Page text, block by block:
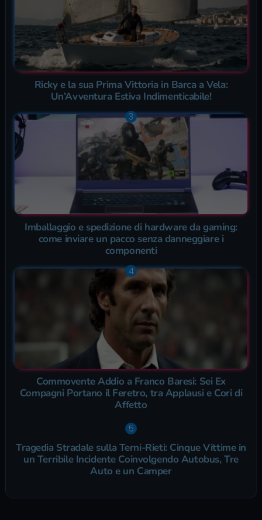
Ricky e la sua Prima Vittoria in Barca a Vela:
Un’Avventura Estiva Indimenticabile!
Imballaggio e spedizione di hardware da gaming:
come inviare un pacco senza danneggiare i
componenti
Commovente Addio a Franco Baresi: Sei Ex
Compagni Portano il Feretro, tra Applausi e Cori di
Affetto
Tragedia Stradale sulla Terni-Rieti: Cinque Vittime in
un Terribile Incidente Coinvolgendo Autobus, Tre
Auto e un Camper